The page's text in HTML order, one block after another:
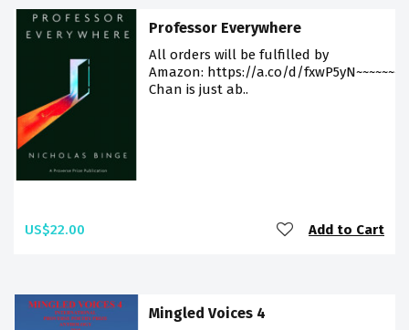
Professor Everywhere
All orders will be fulfilled by
Amazon: https://a.co/d/
Chan is just ab..
US$22.00 Add to Cart
Mingled Voices 4